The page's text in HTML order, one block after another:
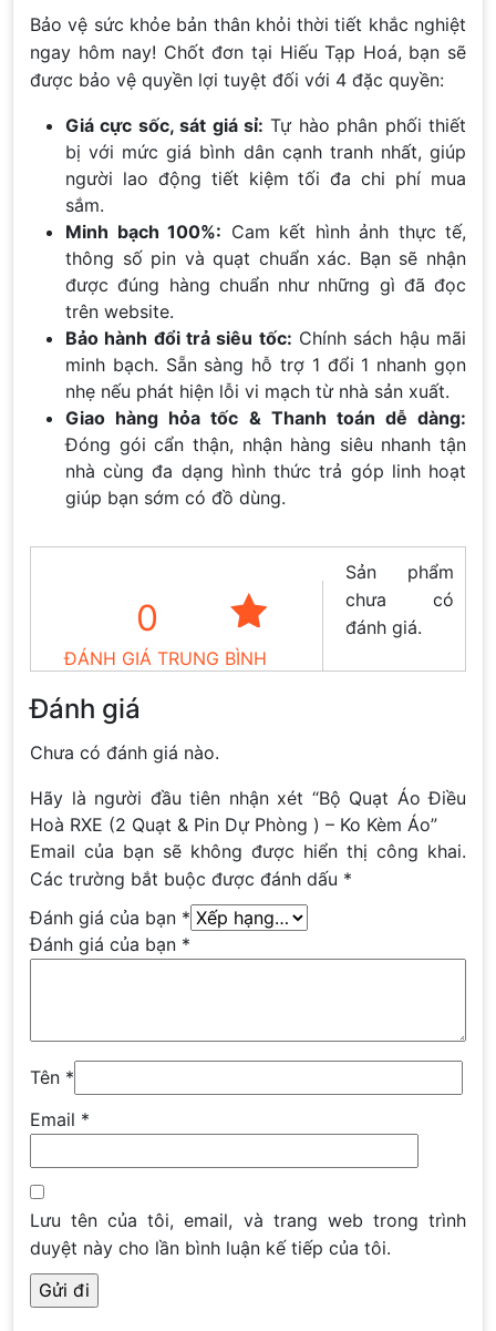
Bảo vệ sức khỏe bản thân khỏi thời tiết khắc nghiệt
ngay hôm nay! Chốt đơn tại Hiếu Tạp Hoá, bạn sẽ
được bảo vệ quyền lợi tuyệt đối với 4 đặc quyền:
Giá cực sốc, sát giá sỉ: Tự hào phân phối thiết
bị với mức giá bình dân cạnh tranh nhất, giúp
người lao động tiết kiệm tối đa chi phí mua
sắm.
Minh bạch 100%: Cam kết hình ảnh thực tế,
thông số pin và quạt chuẩn xác. Bạn sẽ nhận
được đúng hàng chuẩn như những gì đã đọc
trên website.
Bảo hành đổi trả siêu tốc: Chính sách hậu mãi
minh bạch. Sẵn sàng hỗ trợ 1 đổi 1 nhanh gọn
nhẹ nếu phát hiện lỗi vi mạch từ nhà sản xuất.
Giao hàng hỏa tốc & Thanh toán dễ dàng:
Đóng gói cẩn thận, nhận hàng siêu nhanh tận
nhà cùng đa dạng hình thức trả góp linh hoạt
giúp bạn sớm có đồ dùng.
0
ĐÁNH GIÁ TRUNG BÌNH
Sản phẩm
chưa có
đánh giá.
Đánh giá
Chưa có đánh giá nào.
Hãy là người đầu tiên nhận xét “Bộ Quạt Áo Điều
Hoà RXE (2 Quạt & Pin Dự Phòng ) – Ko Kèm Áo”
Email của bạn sẽ không được hiển thị công khai.
Các trường bắt buộc được đánh dấu *
Đánh giá của bạn *
Đánh giá của bạn *
Tên *
Email *
Lưu tên của tôi, email, và trang web trong trình
duyệt này cho lần bình luận kế tiếp của tôi.